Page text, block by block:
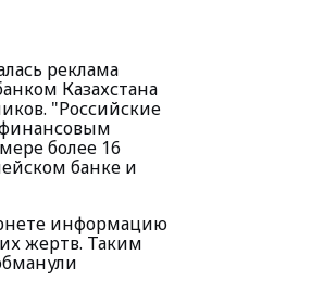
реклама
Казахстана
"Российские
более 16
банке и
информацию
жертв. Таким